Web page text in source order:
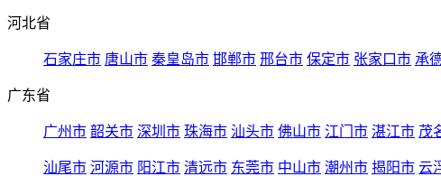
河北省
石家庄市 唐山市 秦皇岛市 邯郸市 邢台市 保定市 张家口市 承
广东省
广州市 韶关市 深圳市 珠海市 汕头市 佛山市 江门市 湛江市 茂
汕尾市 河源市 阳江市 清远市 东莞市 中山市 潮州市 揭阳市 云